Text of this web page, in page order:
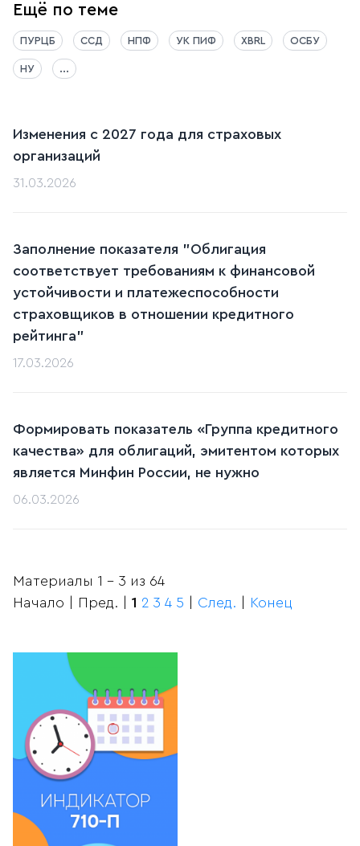
Ещё по теме
ПУРЦБ ССД НПФ УК ПИФ XBRL ОСБУ
НУ ...
Изменения с 2027 года для страховых
организаций
31.03.2026
Заполнение показателя "Облигация
соответствует требованиям к финансовой
устойчивости и платежеспособности
страховщиков в отношении кредитного
рейтинга"
17.03.2026
Формировать показатель «Группа кредитного
качества» для облигаций, эмитентом которых
является Минфин России, не нужно
06.03.2026
Материалы 1 - 3 из 64
Начало | Пред. | 1 2 3 4 5 След. Конец